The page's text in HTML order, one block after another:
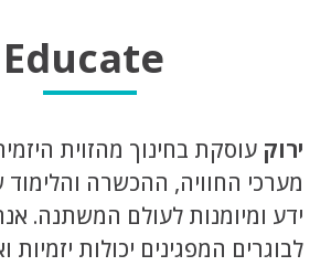
Educate
ירוק עוסקת בחינוך מהזוית
מערכי החוויה, ההכשרה והלימוד
ידע ומיומנות לעולם המשתנה.
לבוגרים המפגינים יכולות יזמיות